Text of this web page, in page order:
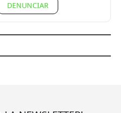
DENUNCIAR